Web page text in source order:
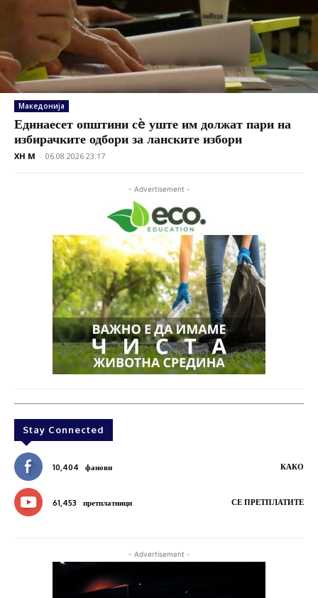
Македонија
Единаесет општини сè уште им должат пари на
избирачките одбори за ланските избори
XH M - 06.08.2026 23:17
- Advertisement -
Stay Connected
10,404 фанови КАКО
61,453 претплатници СЕ ПРЕТПЛАТИТЕ
- Advertisement -